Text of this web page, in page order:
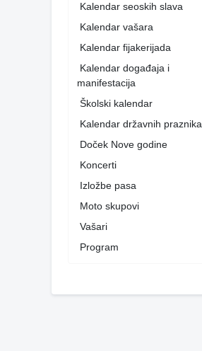
Kalendar seoskih slava
Kalendar vašara
Kalendar fijakerijada
Kalendar događaja i
manifestacija
Školski kalendar
Kalendar državnih praznika
Doček Nove godine
Koncerti
Izložbe pasa
Moto skupovi
Vašari
Program